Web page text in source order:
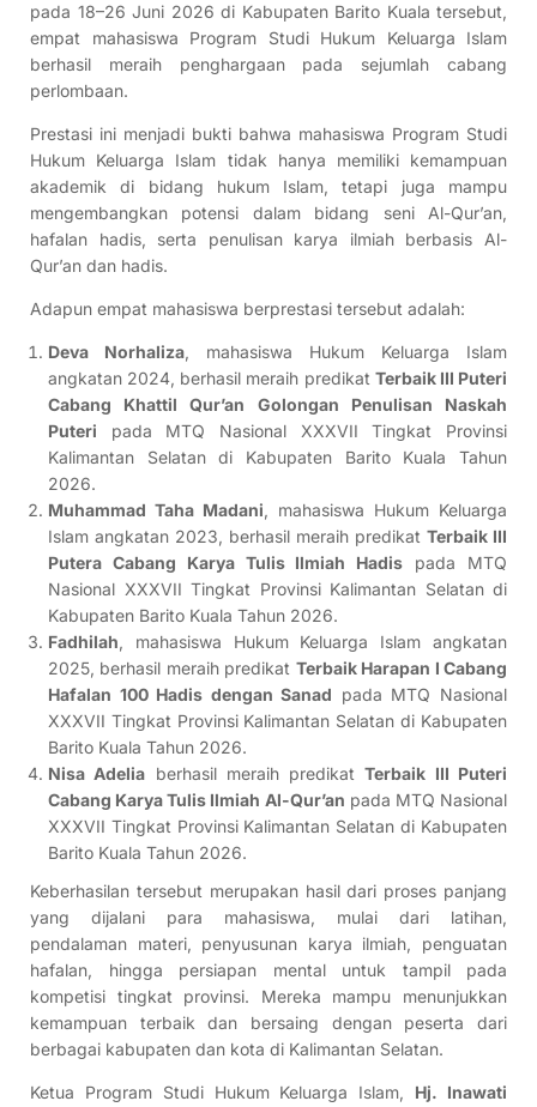
pada 18–26 Juni 2026 di Kabupaten Barito Kuala tersebut,
empat mahasiswa Program Studi Hukum Keluarga Islam
berhasil meraih penghargaan pada sejumlah cabang
perlombaan.
Prestasi ini menjadi bukti bahwa mahasiswa Program Studi
Hukum Keluarga Islam tidak hanya memiliki kemampuan
akademik di bidang hukum Islam, tetapi juga mampu
mengembangkan potensi dalam bidang seni Al-Qur’an,
hafalan hadis, serta penulisan karya ilmiah berbasis Al-
Qur’an dan hadis.
Adapun empat mahasiswa berprestasi tersebut adalah:
Deva Norhaliza, mahasiswa Hukum Keluarga Islam
angkatan 2024, berhasil meraih predikat Terbaik III Puteri
Cabang Khattil Qur’an Golongan Penulisan Naskah
Puteri pada MTQ Nasional XXXVII Tingkat Provinsi
Kalimantan Selatan di Kabupaten Barito Kuala Tahun
2026.
Muhammad Taha Madani, mahasiswa Hukum Keluarga
Islam angkatan 2023, berhasil meraih predikat Terbaik III
Putera Cabang Karya Tulis Ilmiah Hadis pada MTQ
Nasional XXXVII Tingkat Provinsi Kalimantan Selatan di
Kabupaten Barito Kuala Tahun 2026.
Fadhilah, mahasiswa Hukum Keluarga Islam angkatan
2025, berhasil meraih predikat Terbaik Harapan I Cabang
Hafalan 100 Hadis dengan Sanad pada MTQ Nasional
XXXVII Tingkat Provinsi Kalimantan Selatan di Kabupaten
Barito Kuala Tahun 2026.
Nisa Adelia berhasil meraih predikatTerbaik III Puteri
Cabang Karya Tulis Ilmiah Al-Qur’an pada MTQ Nasional
XXXVII Tingkat Provinsi Kalimantan Selatan di Kabupaten
Barito Kuala Tahun 2026.
Keberhasilan tersebut merupakan hasil dari proses panjang
yang dijalani para mahasiswa, mulai dari latihan,
pendalaman materi, penyusunan karya ilmiah, penguatan
hafalan, hingga persiapan mental untuk tampil pada
kompetisi tingkat provinsi. Mereka mampu menunjukkan
kemampuan terbaik dan bersaing dengan peserta dari
berbagai kabupaten dan kota di Kalimantan Selatan.
Ketua Program Studi Hukum Keluarga Islam, Hj. Inawati